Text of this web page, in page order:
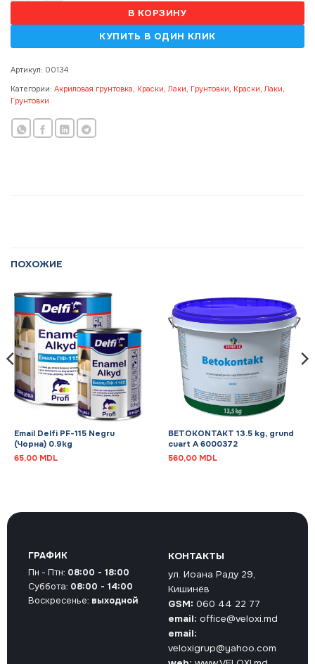
В КОРЗИНУ
Артикул: 00134
Категории: Акриловая грунтовка, Краски, Лаки, Грунтовки, Краски, Лаки,
Грунтовки
ПОХОЖИЕ
Email Delfi PF-115 Negru
(Чорна) 0.9kg
65,00 MDL
BETOKONTAKT 13.5 kg, grund
cuart A 6000372
560,00 MDL
КОНТАКТЫ
ул. Иоана Раду 29,
Кишинёв
GSM: 060 44 22 77
email: office@veloxi.md
email:
veloxigrup@yahoo.com
ГРАФИК
Пн - Птн: 08:00 - 18:00
Суббота: 08:00 - 14:00
Воскресенье: выходной